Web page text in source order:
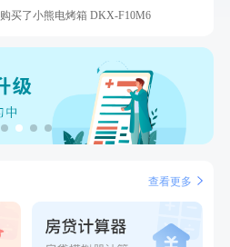
购买了小熊电烤箱 DKX-F10M6
成功预约了白领女士体检套餐
功预约了尊享版孕前套餐（女）
购买了BP3颈椎热敷枕
购买了固本堂阿胶糕传统口味400g
查看更多